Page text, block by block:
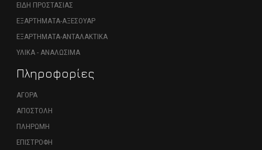
ΕΙΔΗ ΠΡΟΣΤΑΣΙΑΣ
ΕΞΑΡΤΗΜΑΤΑ-ΑΞΕΣΟΥΑΡ
ΕΞΑΡΤΗΜΑΤΑ-ΑΝΤΑΛΑΚΤΙΚΑ
ΥΛΙΚΑ - ΑΝΑΛΩΣΙΜΑ
Πληροφορίες
ΑΓΟΡΑ
ΑΠΟΣΤΟΛΗ
ΠΛΗΡΩΜΗ
ΕΠΙΣΤΡΟΦΗ